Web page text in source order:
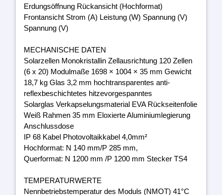
Erdungsöffnung Rückansicht (Hochformat)
Frontansicht Strom (A) Leistung (W) Spannung (V)
Spannung (V)
MECHANISCHE DATEN
Solarzellen Monokristallin Zellausrichtung 120 Zellen
(6 x 20) Modulmaße 1698 × 1004 × 35 mm Gewicht
18,7 kg Glas 3,2 mm hochtransparentes anti-
reflexbeschichtetes hitzevorgespanntes
Solarglas Verkapselungsmaterial EVA Rückseitenfolie
Weiß Rahmen 35 mm Eloxierte Aluminiumlegierung
Anschlussdose
IP 68 Kabel Photovoltaikkabel 4,0mm²
Hochformat: N 140 mm/P 285 mm,
Querformat: N 1200 mm /P 1200 mm Stecker TS4
TEMPERATURWERTE
Nennbetriebstemperatur des Moduls (NMOT) 41°C